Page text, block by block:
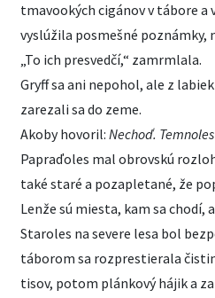
tmavookých cigánov v tábore a
vyslúžila posmešné poznámky,
„To ich presvedčí,“ zamrmlala.
Gryff sa ani nepohol, ale z
zarezali sa do zeme.
Akoby hovoril: Nechoď.
Papraďoles mal obrovskú
také staré a pozapletané, že
Lenže sú miesta, kam sa chodí,
Staroles na severe lesa bol
táborom sa rozprestierala
tisov, potom plánkový hájik a